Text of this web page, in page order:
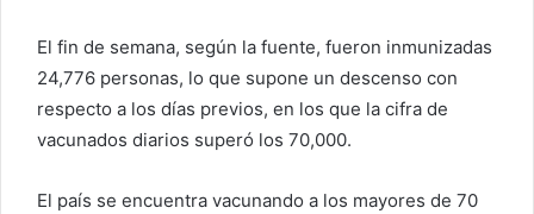
El fin de semana, según la fuente, fueron inmunizadas
24,776 personas, lo que supone un descenso con
respecto a los días previos, en los que la cifra de
vacunados diarios superó los 70,000.
El país se encuentra vacunando a los mayores de 70